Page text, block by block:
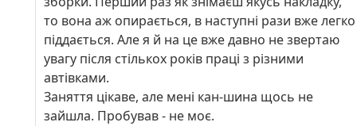
то вона аж опирається, в наступні рази вже легко
піддається. Але я й на це вже давно не звертаю
увагу після стількох років праці з різними
автівками.
Заняття цікаве, але мені кан-шина щось не
зайшла. Пробував - не моє.